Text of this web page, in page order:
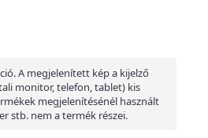
A megjelenített kép a kijelző
monitor, telefon, tablet) kis
megjelenítésénél használt
stb. nem a termék részei.